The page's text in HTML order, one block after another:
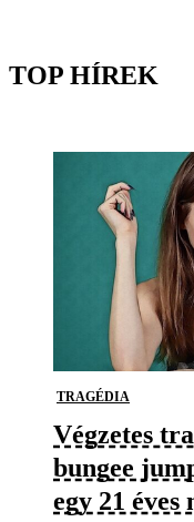
TOP HÍREK
TRAGÉDIA
Végzetes
bungee
egy 21 éves